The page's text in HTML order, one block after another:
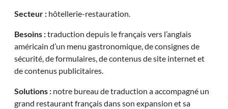
Secteur : hôtellerie-restauration.
Besoins :traduction depuis le français vers l’anglais
américain d’un menu gastronomique, de consignes de
sécurité, de formulaires, de contenus de site internet et
de contenus publicitaires.
Solutions : notre bureau de traduction a accompagné un
grand restaurant français dans son expansion et sa